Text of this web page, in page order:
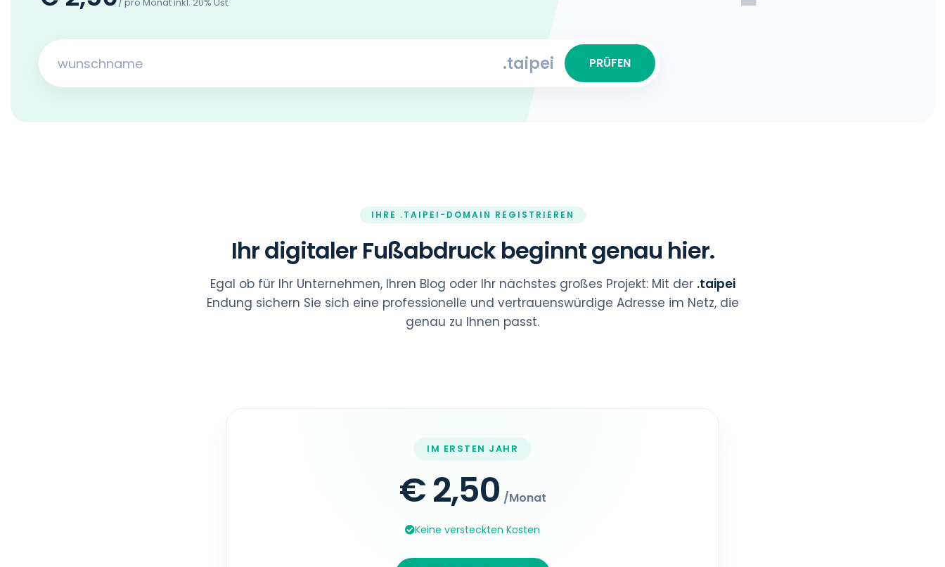
.taipei PRÜFEN
IHRE .TAIPEI-DOMAIN REGISTRIEREN
Ihr digitaler Fußabdruck beginnt genau hier.
Egal ob für Ihr Unternehmen, Ihren Blog oder Ihr nächstes großes Projekt: Mit der .taipei
Endung sichern Sie sich eine professionelle und vertrauenswürdige Adresse im Netz, die
genau zu Ihnen passt.
IM ERSTEN JAHR
€ 2,50 /Monat
Keine versteckten Kosten